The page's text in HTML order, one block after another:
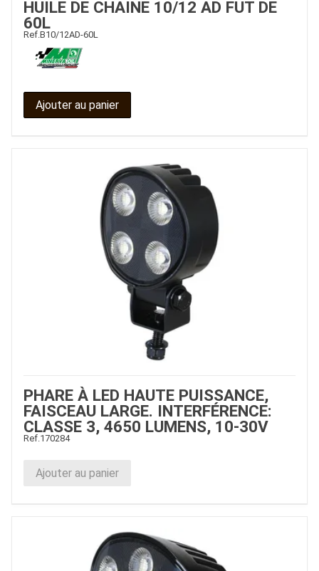
HUILE DE CHAINE 10/12 AD FUT DE
60L
Ref.B10/12AD-60L
Ajouter au panier
PHARE À LED HAUTE PUISSANCE,
FAISCEAU LARGE. INTERFÉRENCE:
CLASSE 3, 4650 LUMENS, 10-30V
Ref.170284
Ajouter au panier